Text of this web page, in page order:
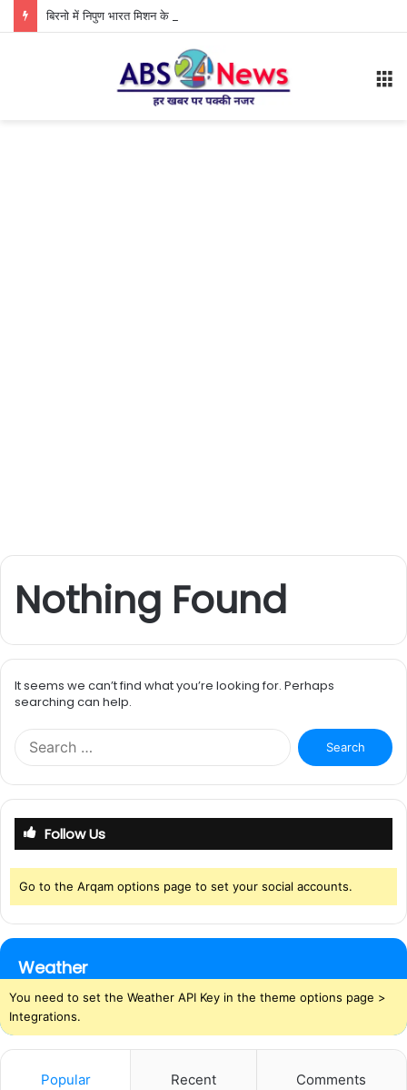
Nothing Found
It seems we can’t find what you’re looking for. Perhaps
searching can help.
r
c
f
o
r
:
Follow Us
Go to the Arqam options page to set your social accounts.
Weather
You need to set the Weather API Key in the theme options page >
Integrations.
Popular Recent Comments